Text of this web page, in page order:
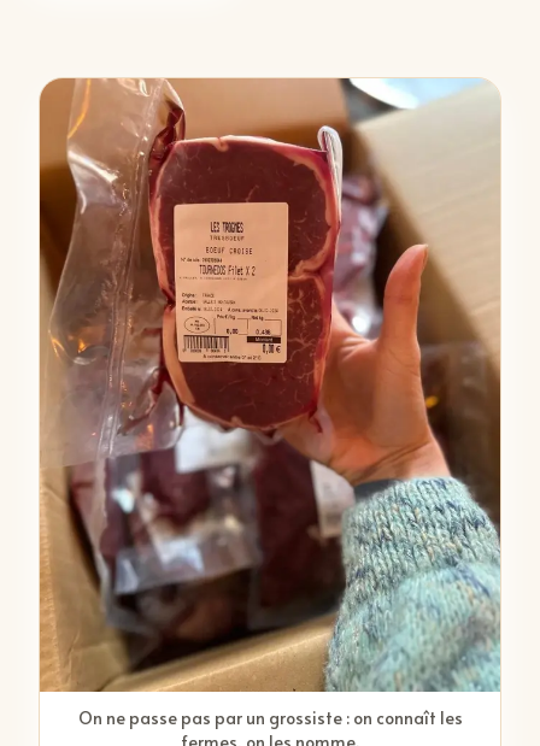
On ne passe pas par un grossiste : on connaît les